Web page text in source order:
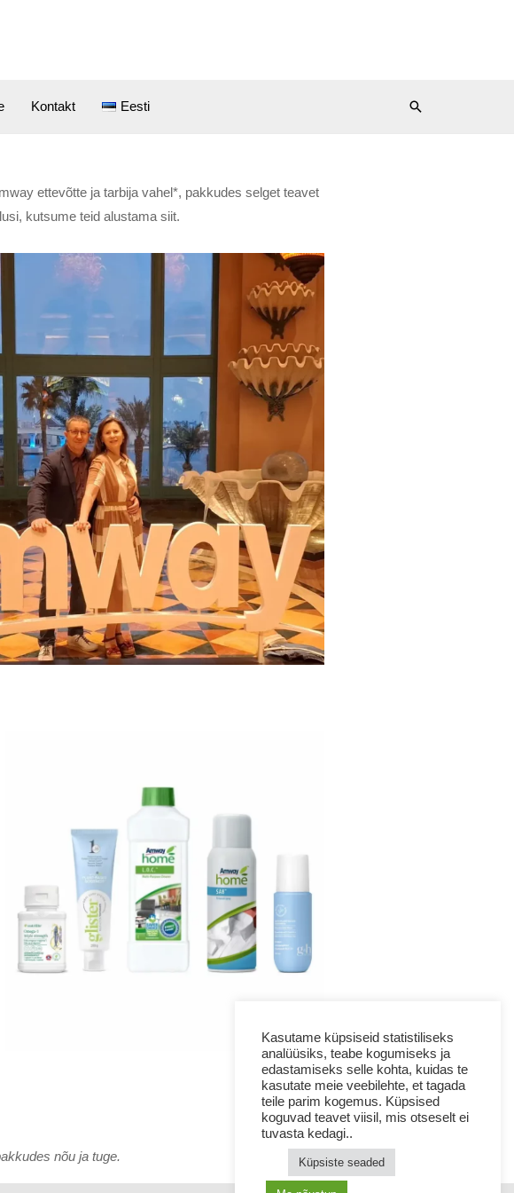
Kontakt Eesti
ettevõtte ja tarbija vahel*, pakkudes selget teavet
kutsume teid alustama siit.
nõu ja tuge.
Kasutame küpsiseid statistiliseks
analüüsiks, teabe kogumiseks ja
edastamiseks selle kohta, kuidas te
kasutate meie veebilehte, et tagada
teile parim kogemus. Küpsised
koguvad teavet viisil, mis otseselt ei
tuvasta kedagi..
Küpsiste seaded